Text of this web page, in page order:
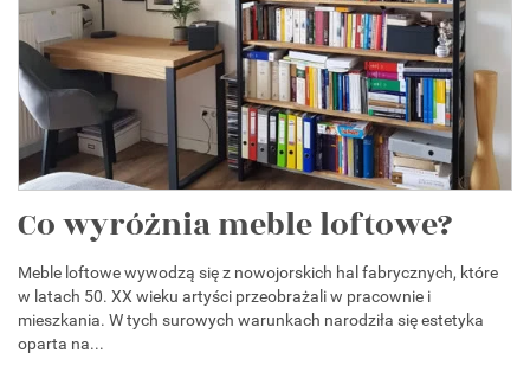
Co wyróżnia meble loftowe?
Meble loftowe wywodzą się z nowojorskich hal fabrycznych, które
w latach 50. XX wieku artyści przeobrażali w pracownie i
mieszkania. W tych surowych warunkach narodziła się estetyka
oparta na...